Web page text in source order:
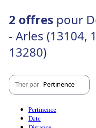
2 offres pour
- Arles (13104,
13280)
Trier par Pertinence
Pertinence
Date